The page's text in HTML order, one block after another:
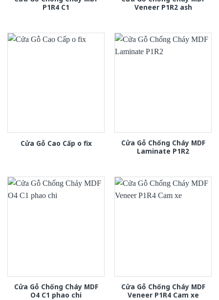
P1R4 C1
Veneer P1R2 ash
Cửa Gỗ Cao Cấp o fix
Cửa Gỗ Chống Cháy MDF
Laminate P1R2
Cửa Gỗ Chống Cháy MDF
O4 C1 phao chi
Cửa Gỗ Chống Cháy MDF
Veneer P1R4 Cam xe